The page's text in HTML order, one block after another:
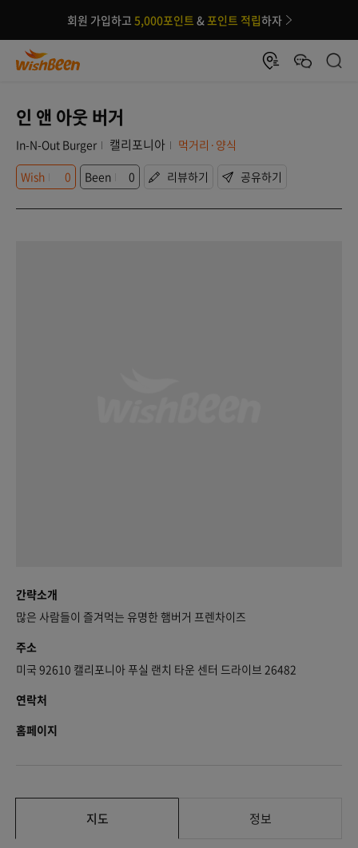
회원 가입하고 5,000포인트 &포인트 적립하자
인 앤 아웃 버거
In-N-Out Burger 캘리포니아
먹거리·양식
Wish
0 Been 0 리뷰하기 공유하기
간략소개
많은 사람들이 즐겨먹는 유명한 햄버거 프렌차이즈
주소
미국 92610 캘리포니아 푸실 랜치 타운 센터 드라이브 26482
연락처
홈페이지
지도 정보